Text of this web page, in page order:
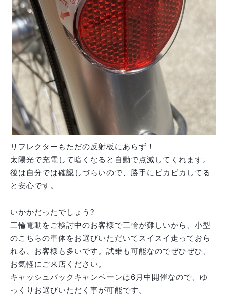
リフレクターもただの反射板にあらず！
太陽光で充電して暗くなると自動で点滅してくれます。
後は自分では確認しづらいので、勝手にピカピカしてる
と安心です。
いかかだったでしょう?
三輪電動をご検討中のお客様で三輪が難しいから、小型
のこちらの車体をお選びいただいてスイスイ走っておら
れる、お客様も多いです。試乗も可能なのでぜひぜひ、
お気軽にご来店ください。
キャッシュバックキャンペーンは6月中開催なので、ゆ
っくりお選びいただく事が可能です。